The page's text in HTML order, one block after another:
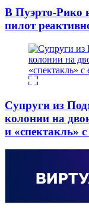
В Пуэрто-Рико
пилот
Супруги из
колонии на
и «спектакль»